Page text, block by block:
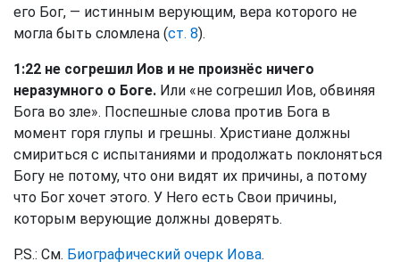
его Бог, — истинным верующим, вера которого не
могла быть сломлена (ст. 8).
1:22 не согрешил Иов и не произнёс ничего
неразумного о Боге. Или «не согрешил Иов, обвиняя
Бога во зле». Поспешные слова против Бога в
момент горя глупы и грешны. Христиане должны
смириться с испытаниями и продолжать поклоняться
Богу не потому, что они видят их причины, а потому
что Бог хочет этого. У Него есть Свои причины,
которым верующие должны доверять.
P.S.: См. Биографический очерк Иова.